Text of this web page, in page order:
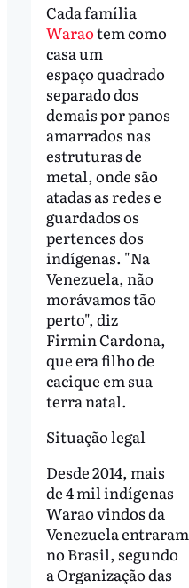
Cada família
Waraotem como
casa um
espaço quadrado
separado dos
demais por panos
amarrados nas
estruturas de
metal, onde são
atadas as redes e
guardados os
pertences dos
indígenas. "Na
Venezuela, não
morávamos tão
perto", diz
Firmin Cardona,
que era filho de
cacique em sua
terra natal.
Situação legal
Desde 2014, mais
de 4 mil indígenas
Warao vindos da
Venezuela entraram
no Brasil, segundo
a Organização das